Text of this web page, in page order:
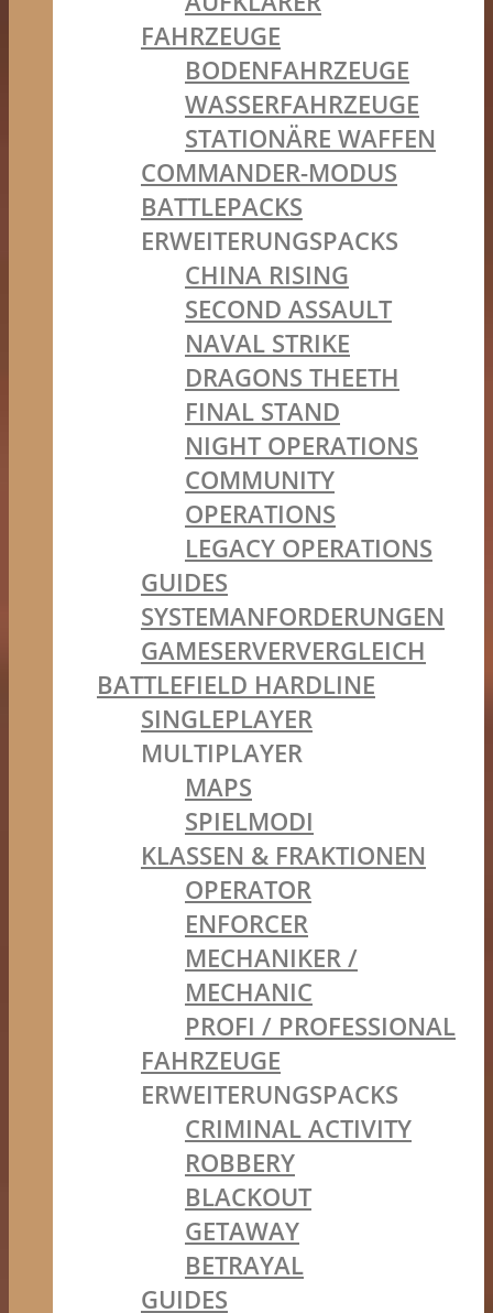
FAHRZEUGE
BODENFAHRZEUGE
WASSERFAHRZEUGE
STATIONÄRE WAFFEN
COMMANDER-MODUS
BATTLEPACKS
ERWEITERUNGSPACKS
CHINA RISING
SECOND ASSAULT
NAVAL STRIKE
DRAGONS THEETH
FINAL STAND
NIGHT OPERATIONS
COMMUNITY
OPERATIONS
LEGACY OPERATIONS
GUIDES
SYSTEMANFORDERUNGEN
GAMESERVERVERGLEICH
BATTLEFIELD HARDLINE
SINGLEPLAYER
MULTIPLAYER
MAPS
SPIELMODI
KLASSEN & FRAKTIONEN
OPERATOR
ENFORCER
MECHANIKER /
MECHANIC
PROFI / PROFESSIONAL
FAHRZEUGE
ERWEITERUNGSPACKS
CRIMINAL ACTIVITY
ROBBERY
BLACKOUT
GETAWAY
BETRAYAL
GUIDES